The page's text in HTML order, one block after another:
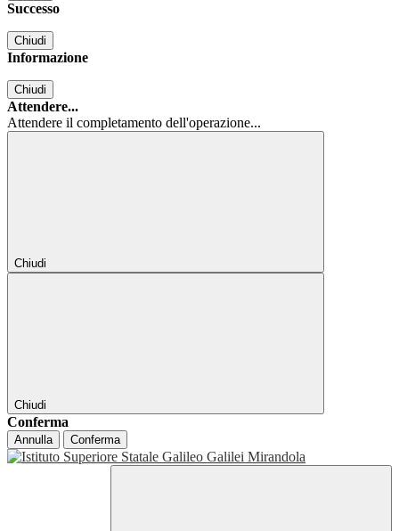
Successo
Chiudi
Informazione
Chiudi
Attendere...
Attendere il completamento dell'operazione...
Chiudi
Chiudi
Conferma
Annulla Conferma